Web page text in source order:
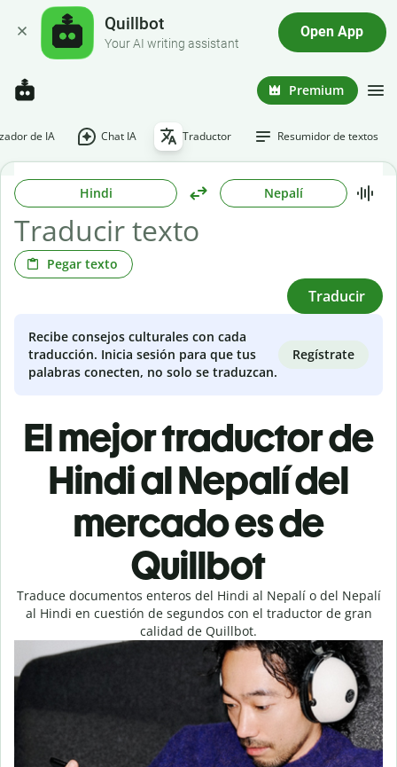
Quillbot
Your AI writing assistant
Open App
Premium
de IA Chat IA Traductor Resumidor de textos
Hindi Nepalí
Pegar texto
Traducir
Recibe consejos culturales con cada
traducción. Inicia sesión para que tus
palabras conecten, no solo se traduzcan.
Regístrate
El mejor traductor de
Hindi al Nepalí del
mercado es de
Quillbot
Traduce documentos enteros del Hindi al Nepalí o del Nepalí
al Hindi en cuestión de segundos con el traductor de gran
calidad de Quillbot.